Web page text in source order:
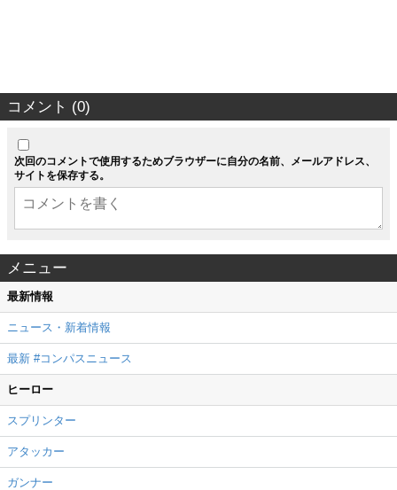
コメント (0)
次回のコメントで使用するためブラウザーに自分の名前、メールアドレス、
サイトを保存する。
メニュー
最新情報
ニュース・新着情報
最新 #コンパスニュース
ヒーロー
スプリンター
アタッカー
ガンナー